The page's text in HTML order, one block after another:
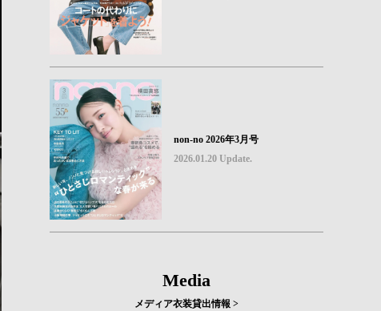
non-no 2026年3月号
2026.01.20 Update.
Media
メディア衣装貸出情報 >